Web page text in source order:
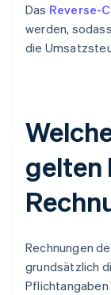
Das Reverse-
werden,
die
gelten
Rechnungen
grundsätzlich
Pflichtangaben